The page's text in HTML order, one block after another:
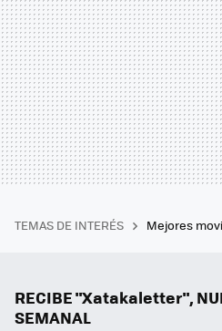
TEMAS DE INTERÉS Mejores
RECIBE "Xatakaletter",
SEMANAL